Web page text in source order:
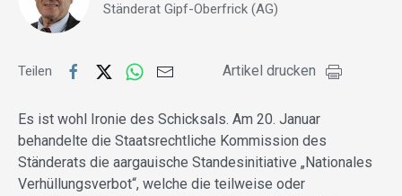
Ständerat Gipf-Oberfrick (AG)
Teilen Artikel drucken
Es ist wohl Ironie des Schicksals. Am 20. Januar
behandelte die Staatsrechtliche Kommission des
Ständerats die aargauische Standesinitiative „Nationales
Verhüllungsverbot“, welche die teilweise oder